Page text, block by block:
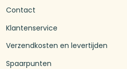
Contact
Klantenservice
Verzendkosten en levertijden
Spaarpunten